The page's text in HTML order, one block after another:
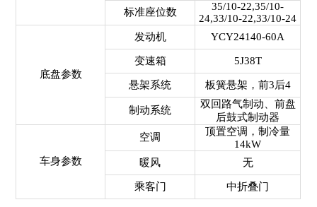
标准座位数
35/10-22,35/10-
24,33/10-22,33/10-24
底盘参数
发动机 YCY24140-60A
变速箱 5J38T
悬架系统 板簧悬架，前3后4
制动系统
双回路气制动、前盘
后鼓式制动器
车身参数
空调
顶置空调，制冷量
14kW
暖风
无
乘客门 中折叠门